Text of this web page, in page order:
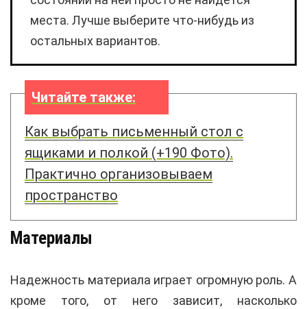
места. Лучше выберите что-нибудь из
остальных вариантов.
Читайте также:
Как выбрать письменный стол с
ящиками и полкой (+190 Фото).
Практично организовываем
пространство
Материалы
Надежность материала играет огромную роль. А
кроме того, от него зависит, насколько